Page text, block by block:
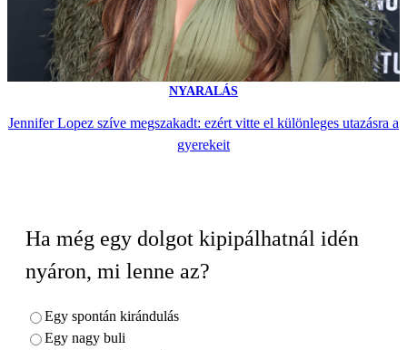
NYARALÁS
Jennifer Lopez szíve megszakadt: ezért vitte el különleges utazásra a
gyerekeit
Ha még egy dolgot kipipálhatnál idén
nyáron, mi lenne az?
Egy spontán kirándulás
Egy nagy buli